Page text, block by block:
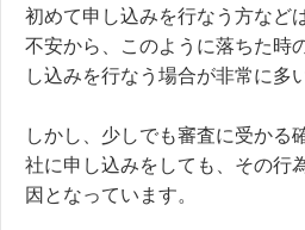
初めて申し込みを行なう方など
不安から、このように落ちた時
し込みを行なう場合が非常に多
しかし、少しでも審査に受かる
社に申し込みをしても、その行
因となっています。